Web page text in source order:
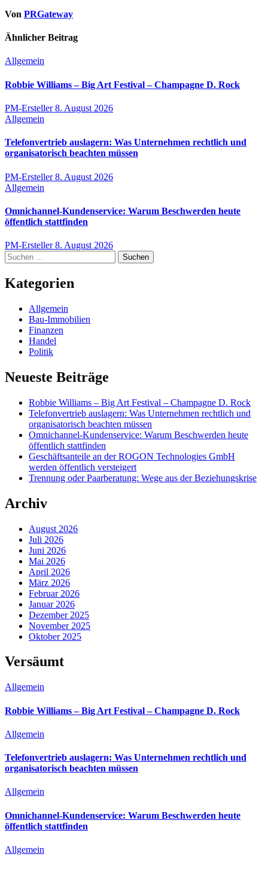
Von PRGateway
Ähnlicher Beitrag
Allgemein
Robbie Williams – Big Art Festival – Champagne D. Rock
PM-Ersteller8. August 2026
Allgemein
Telefonvertrieb auslagern: Was Unternehmen rechtlich und
organisatorisch beachten müssen
PM-Ersteller8. August 2026
Allgemein
Omnichannel-Kundenservice: Warum Beschwerden heute
öffentlich stattfinden
PM-Ersteller8. August 2026
Suchen
nach:
Kategorien
Allgemein
Bau-Immobilien
Finanzen
Handel
Politik
Neueste Beiträge
Robbie Williams – Big Art Festival – Champagne D. Rock
Telefonvertrieb auslagern: Was Unternehmen rechtlich und
organisatorisch beachten müssen
Omnichannel-Kundenservice: Warum Beschwerden heute
öffentlich stattfinden
Geschäftsanteile an der ROGON Technologies GmbH
werden öffentlich versteigert
Trennung oder Paarberatung: Wege aus der Beziehungskrise
Archiv
August 2026
Juli 2026
Juni 2026
Mai 2026
April 2026
März 2026
Februar 2026
Januar 2026
Dezember 2025
November 2025
Oktober 2025
Versäumt
Allgemein
Robbie Williams – Big Art Festival – Champagne D. Rock
Allgemein
Telefonvertrieb auslagern: Was Unternehmen rechtlich und
organisatorisch beachten müssen
Allgemein
Omnichannel-Kundenservice: Warum Beschwerden heute
öffentlich stattfinden
Allgemein